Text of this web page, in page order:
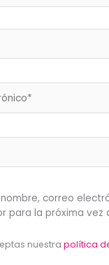
correo
para la próxima vez
nuestra política